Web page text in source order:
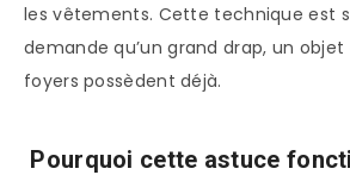
les vêtements. Cette technique est
demande qu’un grand drap, un
foyers possèdent déjà.
Pourquoi cette astuce